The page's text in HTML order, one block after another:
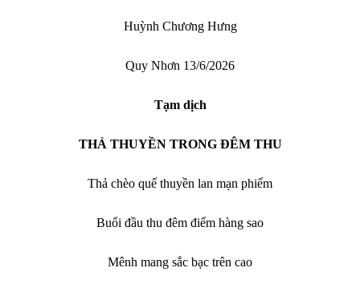
Huỳnh Chương Hưng
Quy Nhơn 13/6/2026
Tạm dịch
THẢ THUYỀN TRONG ĐÊM THU
Thả chèo quế thuyền lan mạn phiếm
Buổi đầu thu đêm điểm hàng sao
Mênh mang sắc bạc trên cao